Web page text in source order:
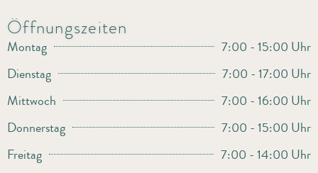
Öffnungszeiten
Montag
7:00 - 15:00 Uhr
Dienstag
7:00 - 17:00 Uhr
Mittwoch
7:00 - 16:00 Uhr
Donnerstag
7:00 - 15:00 Uhr
Freitag
7:00 - 14:00 Uhr